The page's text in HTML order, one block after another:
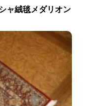
ャ絨毯メダリオン